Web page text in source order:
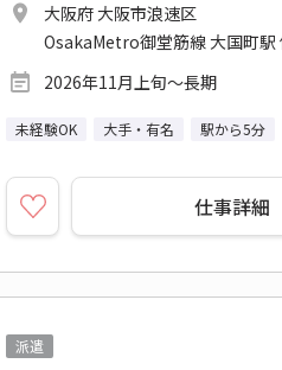
大阪府 大阪市浪速区
OsakaMetro御堂筋線 大国町駅
2026年11月上旬～長期
未経験OK 大手・有名 駅から5分
仕事詳細
派遣